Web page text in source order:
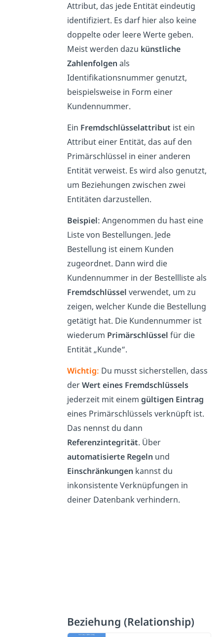
Attribut, das jede Entität eindeutig
identifiziert. Es darf hier also keine
doppelte oder leere Werte geben.
Meist werden dazu künstliche
Zahlenfolgen als
Identifikationsnummer genutzt,
beispielsweise in Form einer
Kundennummer.
Ein Fremdschlüsselattribut ist ein
Attribut einer Entität, das auf den
Primärschlüssel in einer anderen
Entität verweist. Es wird also genutzt,
um Beziehungen zwischen zwei
Entitäten darzustellen.
Beispiel: Angenommen du hast eine
Liste von Bestellungen. Jede
Bestellung ist einem Kunden
zugeordnet. Dann wird die
Kundennummer in der Bestellliste als
Fremdschlüssel verwendet, um zu
zeigen, welcher Kunde die Bestellung
getätigt hat. Die Kundennummer ist
wiederum Primärschlüssel für die
Entität „Kunde“.
Wichtig: Du musst sicherstellen, dass
derWert eines Fremdschlüssels
jederzeit mit einem gültigen Eintrag
eines Primärschlüssels verknüpft ist.
Das nennst du dann
Referenzintegrität. Über
automatisierte Regeln und
Einschränkungen kannst du
inkonsistente Verknüpfungen in
deiner Datenbank verhindern.
Beziehung (Relationship)